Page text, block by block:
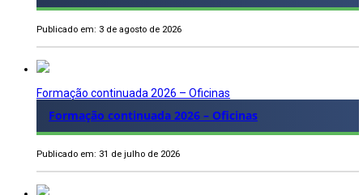
Publicado em: 3 de agosto de 2026
Formação continuada 2026 – Oficinas
Formação continuada 2026 – Oficinas
Publicado em: 31 de julho de 2026